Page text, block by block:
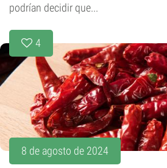
podrían decidir que...
4
8 de agosto de 2024